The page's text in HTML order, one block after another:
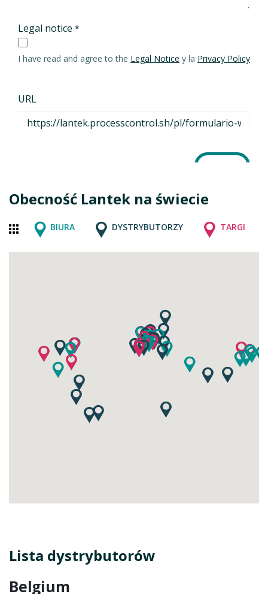
Obecność Lantek na świecie
BIURA DYSTRYBUTORZY TARGI
Lista dystrybutorów
Belgium